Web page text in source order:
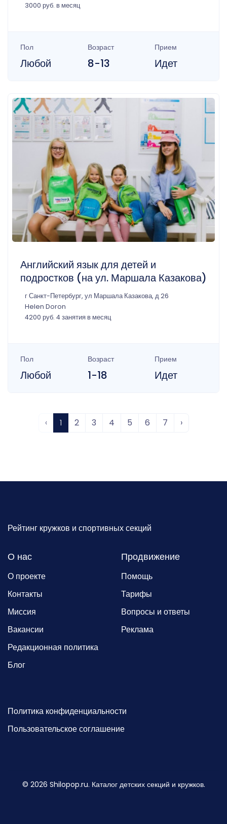
3000 руб. в месяц
Пол
Любой
Возраст
8-13
Прием
Идет
Английский язык для детей и
подростков (на ул. Маршала Казакова)
г Санкт-Петербург, ул Маршала Казакова, д 26
Helen Doron
4200 руб. 4 занятия в месяц
Пол
Любой
Возраст
1-18
Прием
Идет
‹ 1 2 3 4 5 6 7 ›
Рейтинг кружков и спортивных секций
О нас
О проекте
Контакты
Миссия
Вакансии
Редакционная политика
Блог
Продвижение
Помощь
Тарифы
Вопросы и ответы
Реклама
Политика конфиденциальности
Пользовательское соглашение
© 2026 Shilopop.ru. Каталог детских секций и кружков.